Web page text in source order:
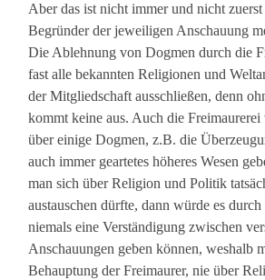
Aber das ist nicht immer und nicht zuerst
Begründer der jeweiligen Anschauung
Die Ablehnung von Dogmen durch die
fast alle bekannten Religionen und
der Mitgliedschaft ausschließen, denn
kommt keine aus. Auch die Freimaurerei
über einige Dogmen, z.B. die
auch immer geartetes höheres Wesen
man sich über Religion und Politik
austauschen dürfte, dann würde es
niemals eine Verständigung zwischen
Anschauungen geben können, weshalb
Behauptung der Freimaurer, nie über